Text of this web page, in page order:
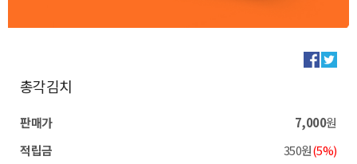
총각김치
판매가 7,000원
적립금
350원(5%)